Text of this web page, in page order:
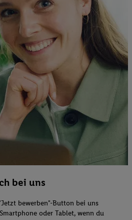
bei uns
bewerben"-Button bei uns
oder Tablet, wenn du